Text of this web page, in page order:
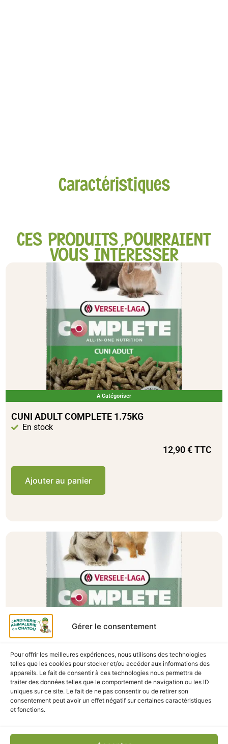
Gérer le consentement
Pour offrir les meilleures expériences, nous utilisons des technologies
telles que les cookies pour stocker et/ou accéder aux informations des
appareils. Le fait de consentir à ces technologies nous permettra de
traiter des données telles que le comportement de navigation ou les ID
uniques sur ce site. Le fait de ne pas consentir ou de retirer son
consentement peut avoir un effet négatif sur certaines caractéristiques
et fonctions.
Caractéristiques
CES PRODUITS POURRAIENT
VOUS INTÉRESSER
A Catégoriser
CUNI ADULT COMPLETE 1.75KG
En stock
12,90€TTC
Ajouter au panier
A Catégoriser
CUNI COMPLETE SENSITIVE 1.75KG
En stock